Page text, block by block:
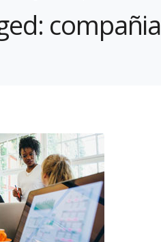
compañia